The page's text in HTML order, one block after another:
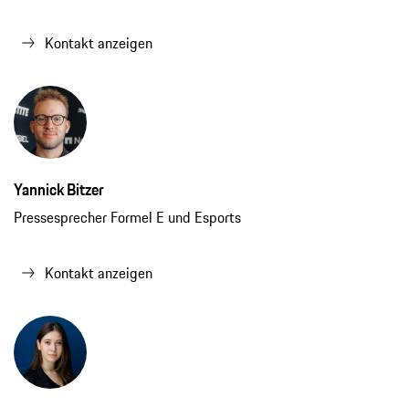
Kontakt anzeigen
Yannick Bitzer
Pressesprecher Formel E und Esports
Kontakt anzeigen